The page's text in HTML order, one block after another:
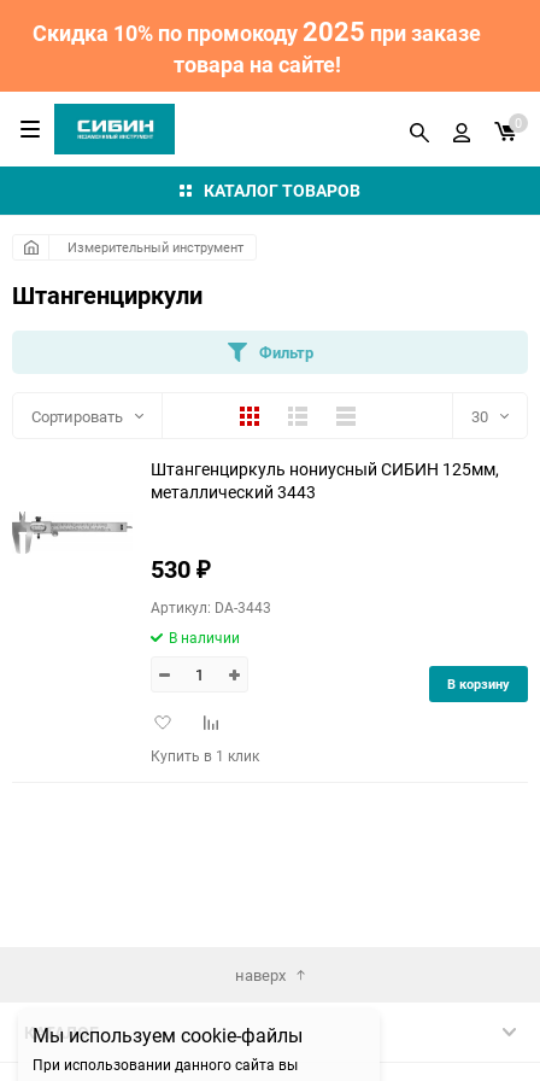
Мы используем cookie-файлы
При использовании данного сайта вы
Скидка 10% по промокоду2025 при заказе
товара на сайте!
КАТАЛОГ ТОВАРОВ
0
Измерительный инструмент
Штангенциркули
Фильтр
Сортировать ПлиткаПодробноКомпактно 30
30
Штангенциркуль нониусный СИБИН 125мм,
металлический 3443
530 ₽
Артикул: DA-3443
В наличии
Добавить
избранное
Добавить
сравнению
В корзину
Купить в 1 клик
наверх
КАТАЛОГ